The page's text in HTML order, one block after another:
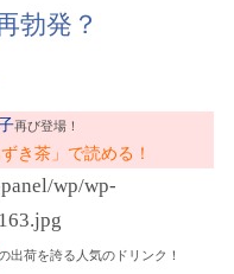
勃発？
再び登場！
き茶」で読める！
出荷を誇る人気のドリンク！